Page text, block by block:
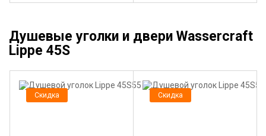
Душевые уголки и двери Wassercraft
Lippe 45S
Скидка Скидка